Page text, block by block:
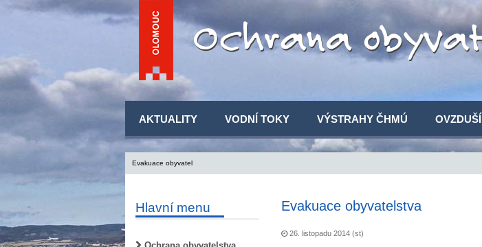
AKTUALITY VODNÍ TOKY VÝSTRAHY ČHMÚ OVZDUŠÍ
Evakuace obyvatel
Hlavní menu Evakuace obyvatelstva
26. listopadu 2014 (st)